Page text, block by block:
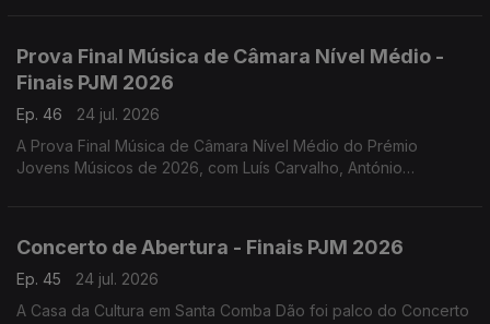
Prova Final Música de Câmara Nível Médio -
Finais PJM 2026
Ep. 46
24 jul. 2026
A Prova Final Música de Câmara Nível Médio do Prémio
Jovens Músicos de 2026, com Luís Carvalho, António
Concerto de Abertura - Finais PJM 2026
Ep. 45
24 jul. 2026
A Casa da Cultura em Santa Comba Dão foi palco do Concerto